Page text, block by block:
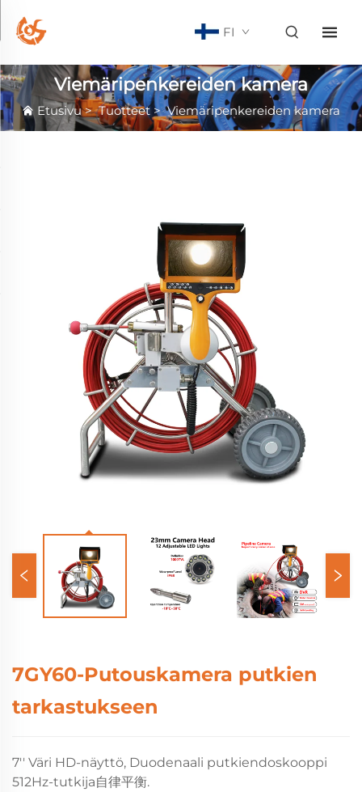
FI
Viemäripenkereiden kamera
Etusivu>Tuotteet >Viemäripenkereiden kamera
7GY60-Putouskamera putkien
tarkastukseen
7'' Väri HD-näyttö, Duodenaali putkiendoskooppi
512Hz-tutkija自律平衡.